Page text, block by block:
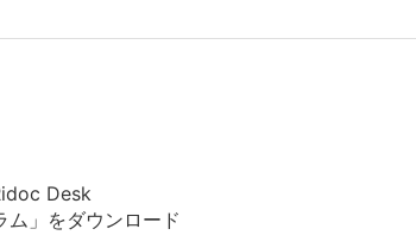
Desk
」をダウンロード